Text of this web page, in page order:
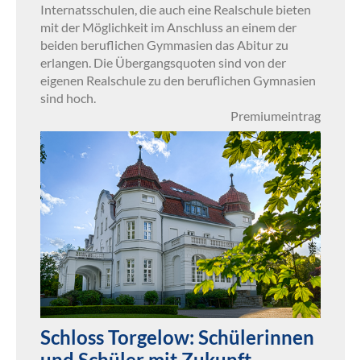
Internatsschulen, die auch eine Realschule bieten
mit der Möglichkeit im Anschluss an einem der
beiden beruflichen Gymmasien das Abitur zu
erlangen. Die Übergangsquoten sind von der
eigenen Realschule zu den beruflichen Gymnasien
sind hoch.
Premiumeintrag
Schloss Torgelow: Schülerinnen